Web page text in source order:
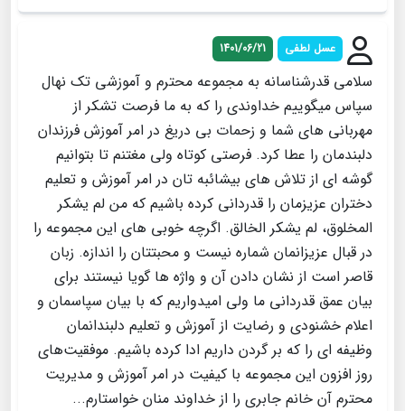
عسل لطفی 1401/06/21
سلامی قدرشناسانه به مجموعه محترم و آموزشی تک نهال
سپاس می­گوییم خداوندی را که به ما فرصت تشکر از
مهربانی­ های شما و زحمات بی دریغ در امر آموزش فرزندان
دلبندمان را عطا کرد. فرصتی کوتاه ولی مغتنم تا بتوانیم
گوشه­ ای از تلاش­ های بی­شائبه­ تان در امر آموزش و تعلیم
دختران عزیزمان را قدردانی کرده باشیم که من لم یشکر
المخلوق، لم یشکر الخالق. اگرچه خوبی­ های این مجموعه را
در قبال عزیزانمان شماره نیست و محبتتان را اندازه. زبان
قاصر است از نشان دادن آن و واژه ­ها گویا نیستند برای
بیان عمق قدردانی ما ولی امیدواریم که با بیان سپاسمان و
اعلام خشنودی و رضایت از آموزش و تعلیم دلبندانمان
وظیفه ­ای را که بر گردن داریم ادا کرده باشیم. موفقیت‌های
روز افزون این مجموعه با کیفیت در امر آموزش و مدیریت
محترم آن خانم جابری را از خداوند منان خواستارم...